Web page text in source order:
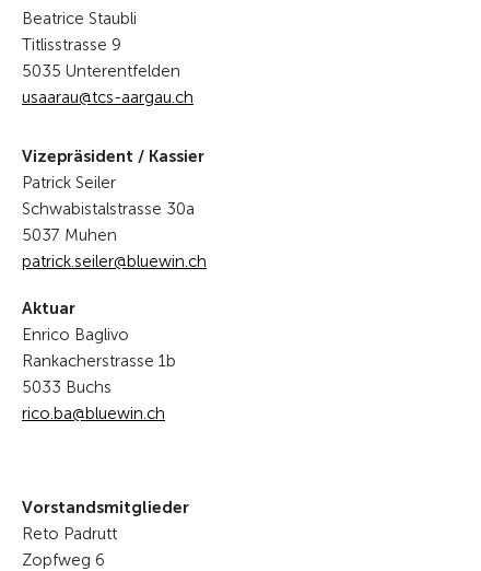
Beatrice Staubli
Titlisstrasse 9
5035 Unterentfelden
s
r tcs- rg ch
Vizepräsident / Kassier
Patrick Seiler
Schwabistalstrasse 30a
5037 Muhen
p tr cks l r bl wn ch
Aktuar
Enrico Baglivo
Rankacherstrasse 1b
5033 Buchs
r c b bl wn ch
Vorstandsmitglieder
Reto Padrutt
Zopfweg 6